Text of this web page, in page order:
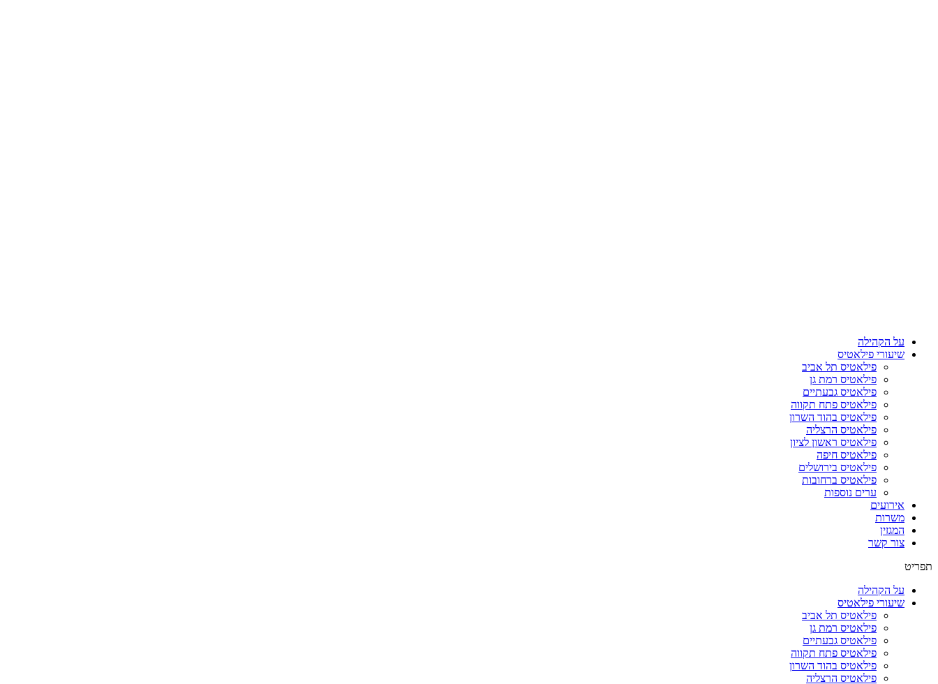
על הקהילה
שיעורי פילאטיס
פילאטיס תל אביב
פילאטיס רמת גן
פילאטיס גבעתיים
פילאטיס פתח תקווה
פילאטיס בהוד השרון
פילאטיס הרצליה
פילאטיס ראשון לציון
פילאטיס חיפה
פילאטיס בירושלים
פילאטיס ברחובות
ערים נוספות
אירועים
משרות
המגזין
צור קשר
תפריט
על הקהילה
שיעורי פילאטיס
פילאטיס תל אביב
פילאטיס רמת גן
פילאטיס גבעתיים
פילאטיס פתח תקווה
פילאטיס בהוד השרון
פילאטיס הרצליה